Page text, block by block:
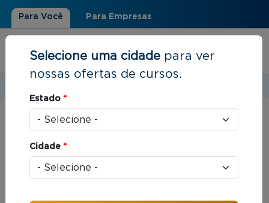
Para Você Para Empresas
Você está aqui
Resultados de busca
Foram encontrados: 145 cursos
Selecione uma cidade para ver
nossas ofertas de cursos.
Estado *
Cidade *